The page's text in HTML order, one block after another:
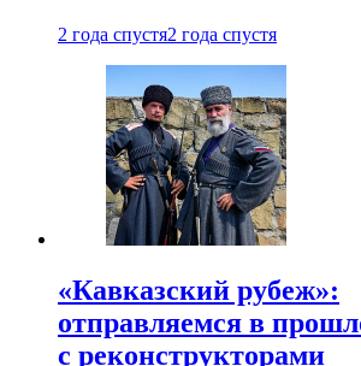
2 года спустя2 года спустя
«Кавказский рубеж»:
отправляемся в
с реконструкторами